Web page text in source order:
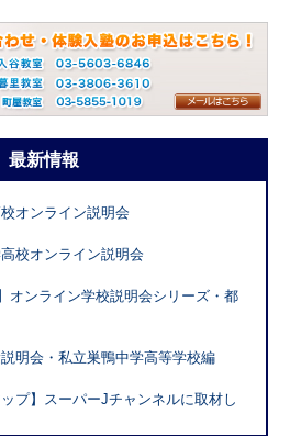
最新情報
オンライン説明会
校オンライン説明会
オンライン学校説明会シリーズ・都
明会・私立巣鴨中学高等学校編
プ】スーパーJチャンネルに取材し